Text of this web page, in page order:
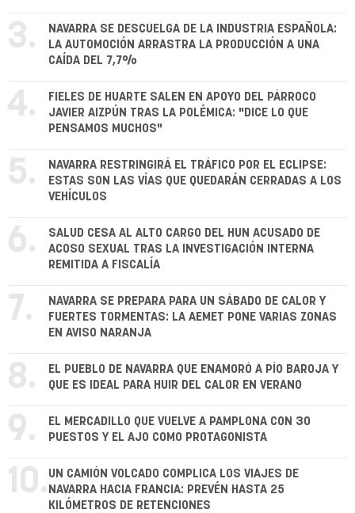
3.
NAVARRA SE DESCUELGA DE LA INDUSTRIA ESPAÑOLA:
LA AUTOMOCIÓN ARRASTRA LA PRODUCCIÓN A UNA
CAÍDA DEL 7,7%
4.
FIELES DE HUARTE SALEN EN APOYO DEL PÁRROCO
JAVIER AIZPÚN TRAS LA POLÉMICA: "DICE LO QUE
PENSAMOS MUCHOS"
5.
NAVARRA RESTRINGIRÁ EL TRÁFICO POR EL ECLIPSE:
ESTAS SON LAS VÍAS QUE QUEDARÁN CERRADAS A LOS
VEHÍCULOS
6.
SALUD CESA AL ALTO CARGO DEL HUN ACUSADO DE
ACOSO SEXUAL TRAS LA INVESTIGACIÓN INTERNA
REMITIDA A FISCALÍA
7.
NAVARRA SE PREPARA PARA UN SÁBADO DE CALOR Y
FUERTES TORMENTAS: LA AEMET PONE VARIAS ZONAS
EN AVISO NARANJA
8.
EL PUEBLO DE NAVARRA QUE ENAMORÓ A PÍO BAROJA Y
QUE ES IDEAL PARA HUIR DEL CALOR EN VERANO
9.
EL MERCADILLO QUE VUELVE A PAMPLONA CON 30
PUESTOS Y EL AJO COMO PROTAGONISTA
10. UN CAMIÓN VOLCADO COMPLICA LOS VIAJES DE
NAVARRA HACIA FRANCIA: PREVÉN HASTA 25
KILÓMETROS DE RETENCIONES